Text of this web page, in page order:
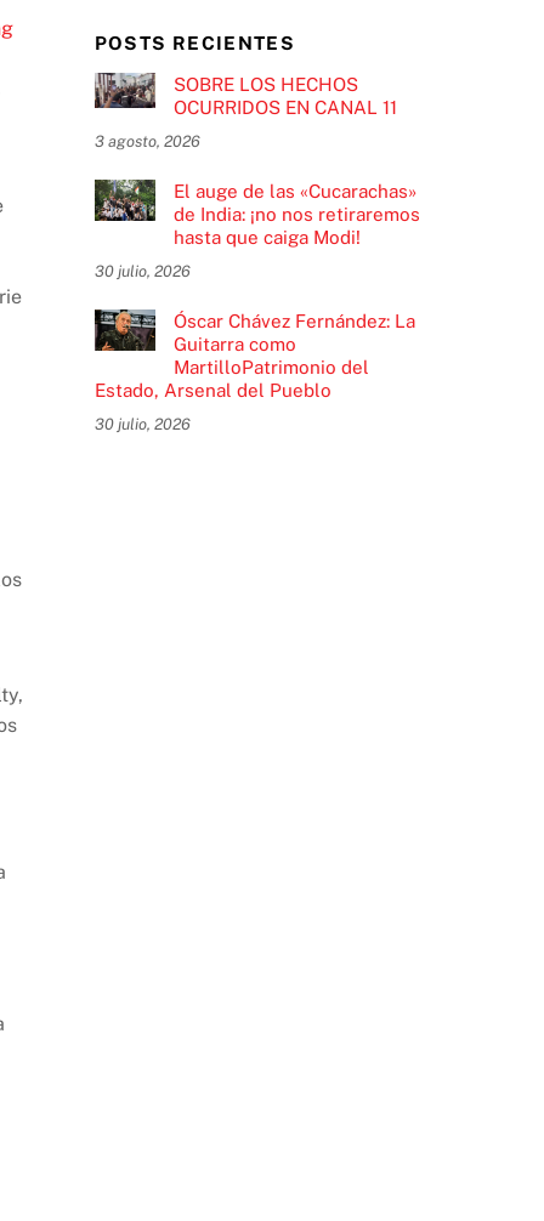
POSTS RECIENTES
SOBRE LOS HECHOS
OCURRIDOS EN CANAL 11
3 agosto, 2026
El auge de las «Cucarachas»
de India: ¡no nos retiraremos
hasta que caiga Modi!
30 julio, 2026
Óscar Chávez Fernández: La
Guitarra como
MartilloPatrimonio del
Estado, Arsenal del Pueblo
30 julio, 2026